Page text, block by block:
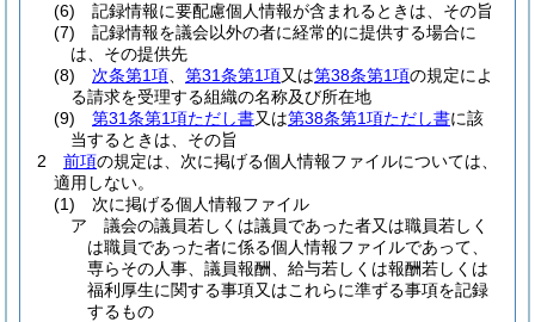
(6)
記録情報に要配慮個人情報が含まれるときは、その旨
(7)
記録情報を議会以外の者に経常的に提供する場合に
は、その提供先
(8)
次条第1項 第31条第1項又は第38条第1項の規定によ
る請求を受理する組織の名称及び所在地
(9)
第31条第1項ただし書又は第38条第1項ただし書に該
当するときは、その旨
2
前項の規定は、次に掲げる個人情報ファイルについては、
適用しない。
(1)
次に掲げる個人情報ファイル
ア
議会の議員若しくは議員であった者又は職員若しく
は職員であった者に係る個人情報ファイルであって、
専らその人事、議員報酬、給与若しくは報酬若しくは
福利厚生に関する事項又はこれらに準ずる事項を記録
するもの